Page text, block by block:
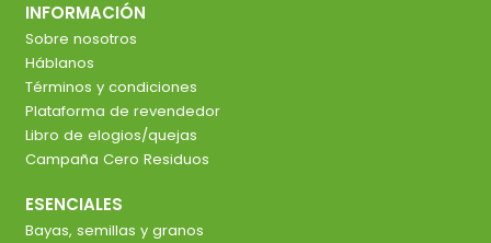
INFORMACIÓN
Sobre nosotros
Háblanos
Términos y condiciones
Plataforma de revendedor
Libro de elogios/quejas
Campaña Cero Residuos
ESENCIALES
Bayas, semillas y granos